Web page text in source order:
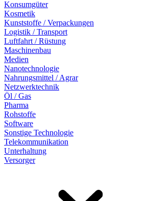
Konsumgüter
Kosmetik
Kunststoffe / Verpackungen
Logistik / Transport
Luftfahrt / Rüstung
Maschinenbau
Medien
Nanotechnologie
Nahrungsmittel / Agrar
Netzwerktechnik
Öl / Gas
Pharma
Rohstoffe
Software
Sonstige Technologie
Telekommunikation
Unterhaltung
Versorger